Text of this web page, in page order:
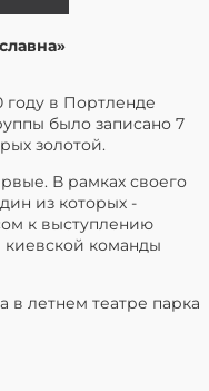
году в Портленде
было записано 7
золотой.
В рамках своего
из которых -
к выступлению
киевской команды
в летнем театре парка